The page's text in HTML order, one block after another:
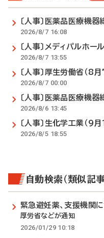
〔人事〕医薬品医療機器
2026/8/7 16:08
〔人事〕メディパルホー
2026/8/7 13:55
〔人事〕厚生労働省（8月
2026/8/7 00:00
〔人事〕医薬品医療機器
2026/8/6 13:45
〔人事〕生化学工業（9月
2026/8/5 18:55
自動検索（類似記
緊急避妊薬、支援機関
厚労省などが通知
2026/01/29 10:18